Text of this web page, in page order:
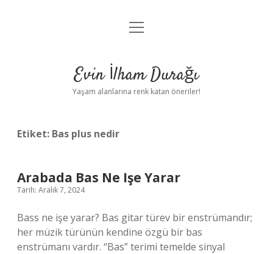
Anasayfa
Yasal Uyarı
menüyü
Evin İlham Durağı
Yaşam alanlarına renk katan öneriler!
Etiket: Bas plus nedir
Arabada Bas Ne Işe Yarar
Tarih: Aralık 7, 2024
Bass ne işe yarar? Bas gitar türev bir enstrümandır;
her müzik türünün kendine özgü bir bas
enstrümanı vardır. “Bas” terimi temelde sinyal